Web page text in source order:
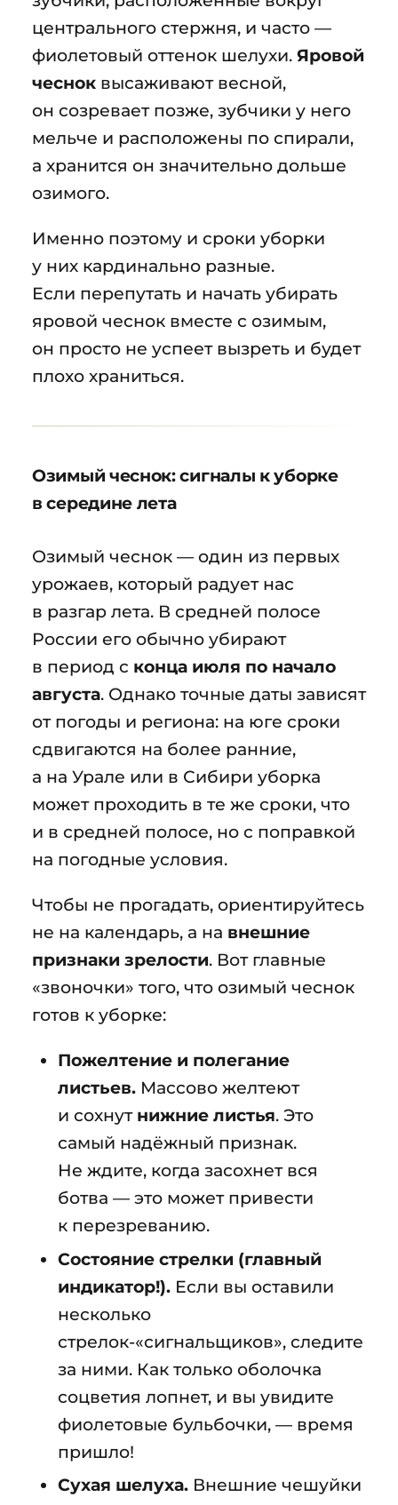
центрального стержня, и часто —
фиолетовый оттенок шелухи. Яровой
чеснок высаживают весной,
он созревает позже, зубчики у него
мельче и расположены по спирали,
а хранится он значительно дольше
озимого.
Именно поэтому и сроки уборки
у них кардинально разные.
Если перепутать и начать убирать
яровой чеснок вместе с озимым,
он просто не успеет вызреть и будет
плохо храниться.
Озимый чеснок: сигналы к уборке
в середине лета
Озимый чеснок — один из первых
урожаев, который радует нас
в разгар лета. В средней полосе
России его обычно убирают
в период с конца июля по начало
августа. Однако точные даты зависят
от погоды и региона: на юге сроки
сдвигаются на более ранние,
а на Урале или в Сибири уборка
может проходить в те же сроки, что
и в средней полосе, но с поправкой
на погодные условия.
Чтобы не прогадать, ориентируйтесь
не на календарь, а на внешние
признаки зрелости. Вот главные
«звоночки» того, что озимый чеснок
готов к уборке:
Пожелтение и полегание
листьев.Массово желтеют
и сохнут нижние листья. Это
самый надёжный признак.
Не ждите, когда засохнет вся
ботва — это может привести
к перезреванию.
Состояние стрелки (главный
индикатор!).Если вы оставили
несколько
стрелок-«сигнальщиков», следите
за ними. Как только оболочка
соцветия лопнет, и вы увидите
фиолетовые бульбочки, — время
пришло!
Сухая шелуха.Внешние чешуйки